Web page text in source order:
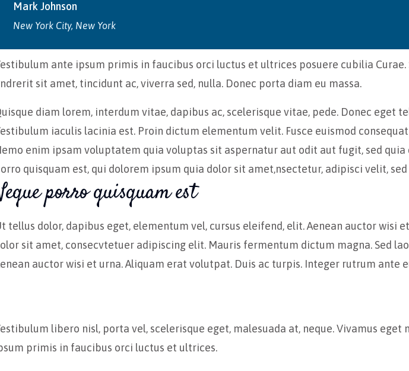
Mark Johnson
New York City, New York
ante ipsum primis in faucibus orci luctus et ultrices posuere cubilia
sit amet, tincidunt ac, viverra sed, nulla. Donec porta diam eu massa.
diam lorem, interdum vitae, dapibus ac, scelerisque vitae, pede. Donec
iaculis lacinia est. Proin dictum elementum velit. Fusce euismod
enim ipsam voluptatem quia voluptas sit aspernatur aut odit aut fugit, sed
quisquam est, qui dolorem ipsum quia dolor sit amet,nsectetur, adipisci velit,
porro quisquam est
tellus dolor, dapibus eget, elementum vel, cursus eleifend, elit. Aenean auctor wisi
sit amet, consecvtetuer adipiscing elit. Mauris fermentum dictum magna. Sed
auctor wisi et urna. Aliquam erat volutpat. Duis ac turpis. Integer rutrum ante
libero nisl, porta vel, scelerisque eget, malesuada at, neque. Vivamus
primis in faucibus orci luctus et ultrices.